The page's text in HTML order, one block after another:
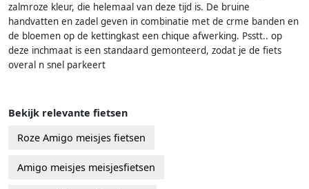
zalmroze kleur, die helemaal van deze tijd is. De bruine
handvatten en zadel geven in combinatie met de crme banden en
de bloemen op de kettingkast een chique afwerking. Psstt.. op
deze inchmaat is een standaard gemonteerd, zodat je de fiets
overal n snel parkeert
Bekijk relevante fietsen
Roze Amigo meisjes fietsen
Amigo meisjes meisjesfietsen